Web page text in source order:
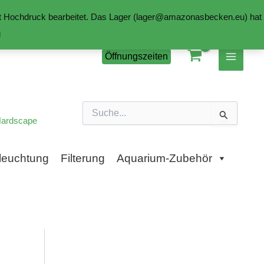
bearbeitet. Das Lager (lager@amazonasbecken.eu) hat
Öffnungszeiten
nach:
Filterung Aquarium-Zubehör